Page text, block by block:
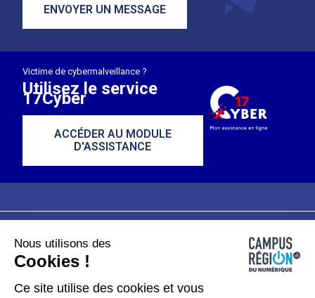
ENVOYER UN MESSAGE
Victime de cybermalveillance ?
Utilisez le service
17Cyber
ACCÉDER AU MODULE
D'ASSISTANCE
Plan du site
Données personnelles
Nous utilisons des
Cookies !
Ce site utilise des cookies et vous